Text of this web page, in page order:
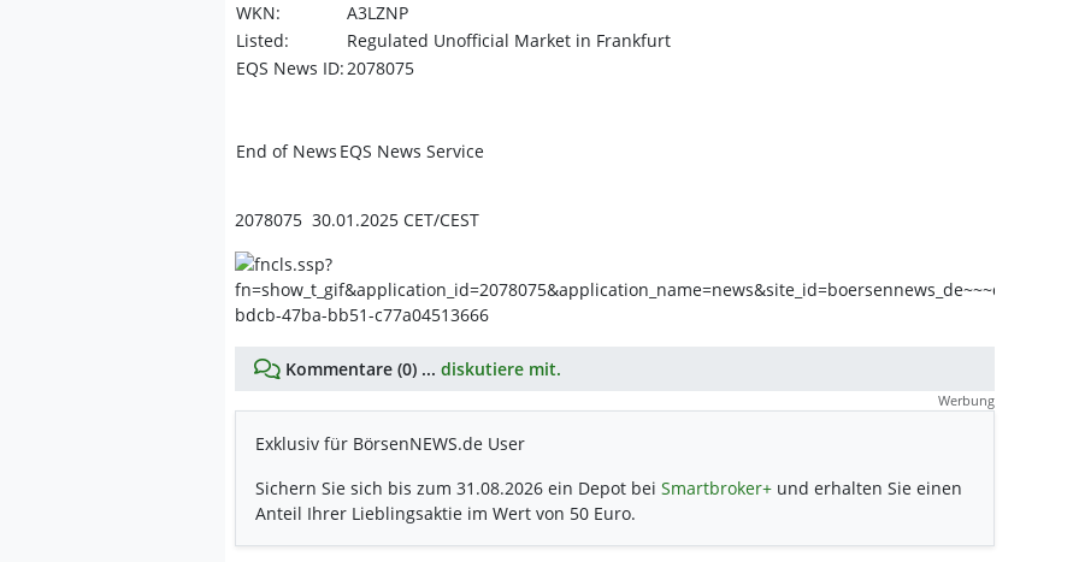
WKN:
A3LZNP
Listed:
Regulated Unofficial Market in Frankfurt
EQS News ID:2078075
End of News EQS News Service
2078075 30.01.2025 CET/CEST
Kommentare (0) ... diskutiere mit.
Werbung
Exklusiv für BörsenNEWS.de User
Sichern Sie sich bis zum 31.08.2026 ein Depot bei Smartbroker+ und erhalten Sie einen
Anteil Ihrer Lieblingsaktie im Wert von 50 Euro.